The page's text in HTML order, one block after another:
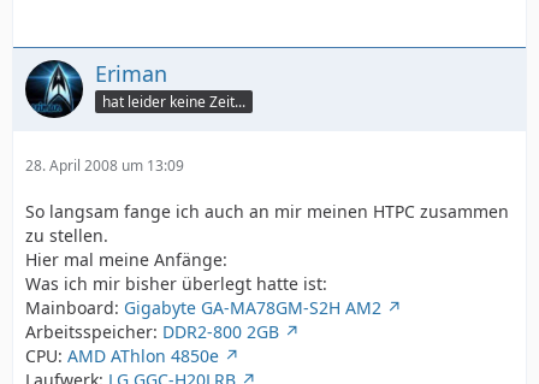
Eriman
hat leider keine Zeit...
28. April 2008 um 13:09
So langsam fange ich auch an mir meinen HTPC zusammen
zu stellen.
Hier mal meine Anfänge:
Was ich mir bisher überlegt hatte ist:
Mainboard: Gigabyte GA-MA78GM-S2H AM2
Arbeitsspeicher: DDR2-800 2GB
CPU: AMD AThlon 4850e